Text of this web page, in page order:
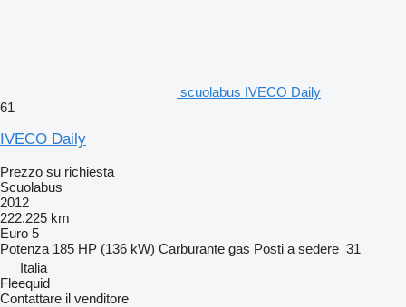
scuolabus IVECO Daily
61
IVECO Daily
Prezzo su richiesta
Scuolabus
2012
222.225 km
Euro 5
Potenza 185 HP (136 kW) Carburante gas Posti a sedere 31
Italia
Fleequid
Contattare il venditore